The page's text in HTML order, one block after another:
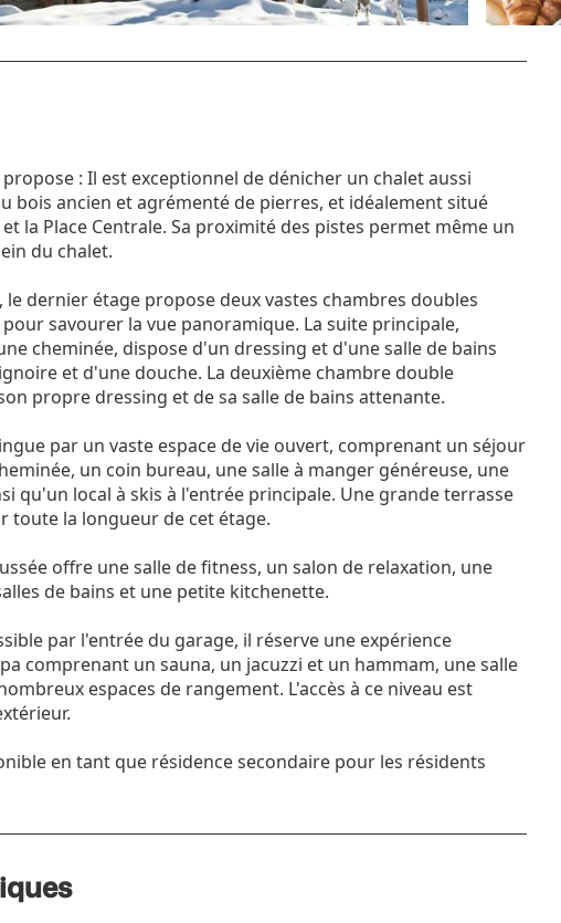
: Il est exceptionnel de dénicher un chalet aussi
bois ancien et agrémenté de pierres, et idéalement situé
la Place Centrale. Sa proximité des pistes permet même un
du chalet.
le dernier étage propose deux vastes chambres doubles
savourer la vue panoramique. La suite principale,
cheminée, dispose d'un dressing et d'une salle de bains
et d'une douche. La deuxième chambre double
propre dressing et de sa salle de bains attenante.
par un vaste espace de vie ouvert, comprenant un séjour
un coin bureau, une salle à manger généreuse, une
qu'un local à skis à l'entrée principale. Une grande terrasse
toute la longueur de cet étage.
offre une salle de fitness, un salon de relaxation, une
de bains et une petite kitchenette.
par l'entrée du garage, il réserve une expérience
comprenant un sauna, un jacuzzi et un hammam, une salle
espaces de rangement. L'accès à ce niveau est
en tant que résidence secondaire pour les résidents